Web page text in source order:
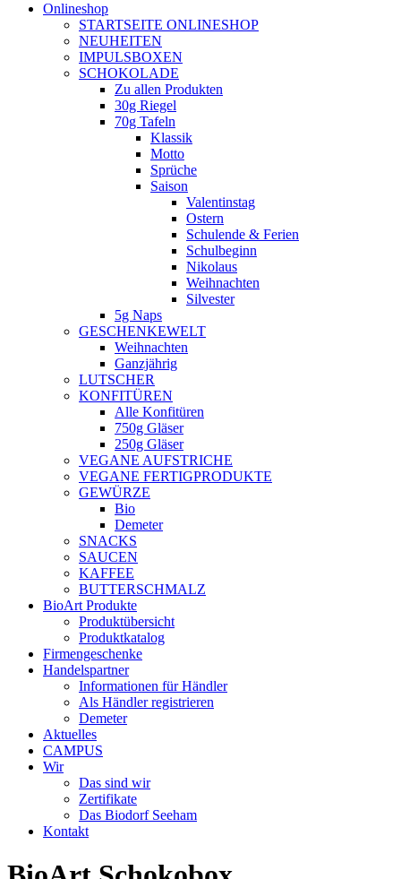
Onlineshop
STARTSEITE ONLINESHOP
NEUHEITEN
IMPULSBOXEN
SCHOKOLADE
Zu allen Produkten
30g Riegel
70g Tafeln
Klassik
Motto
Sprüche
Saison
Valentinstag
Ostern
Schulende & Ferien
Schulbeginn
Nikolaus
Weihnachten
Silvester
5g Naps
GESCHENKEWELT
Weihnachten
Ganzjährig
LUTSCHER
KONFITÜREN
Alle Konfitüren
750g Gläser
250g Gläser
VEGANE AUFSTRICHE
VEGANE FERTIGPRODUKTE
GEWÜRZE
Bio
Demeter
SNACKS
SAUCEN
KAFFEE
BUTTERSCHMALZ
BioArt Produkte
Produktübersicht
Produktkatalog
Firmengeschenke
Handelspartner
Informationen für Händler
Als Händler registrieren
Demeter
Aktuelles
CAMPUS
Wir
Das sind wir
Zertifikate
Das Biodorf Seeham
Kontakt